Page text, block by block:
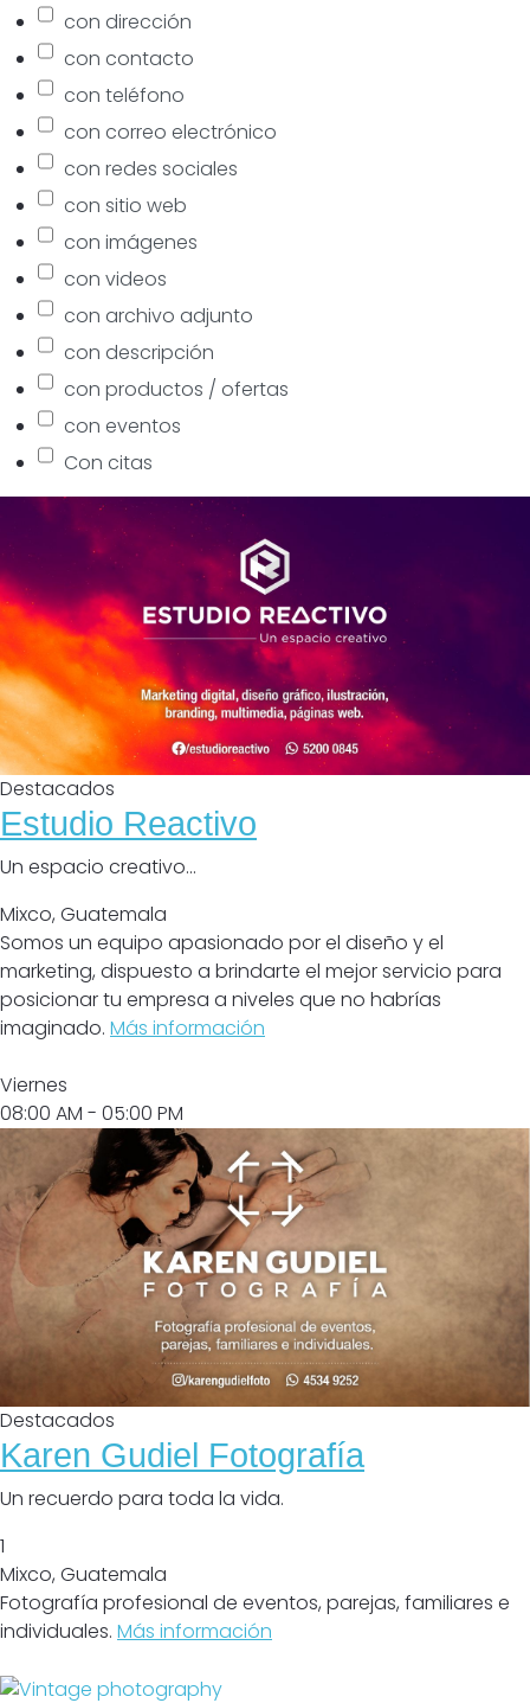
con dirección
con contacto
con teléfono
con correo electrónico
con redes sociales
con sitio web
con imágenes
con videos
con archivo adjunto
con descripción
con productos / ofertas
con eventos
Con citas
Destacados
Estudio Reactivo
Un espacio creativo...
Mixco, Guatemala
Somos un equipo apasionado por el diseño y el
marketing, dispuesto a brindarte el mejor servicio para
posicionar tu empresa a niveles que no habrías
imaginado. Más información
Viernes
08:00 AM - 05:00 PM
Destacados
Karen Gudiel Fotografía
Un recuerdo para toda la vida.
1
Mixco, Guatemala
Fotografía profesional de eventos, parejas, familiares e
individuales. Más información